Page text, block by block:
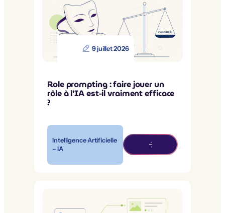
9 juillet 2026
Role prompting : faire jouer un
rôle à l’IA est-il vraiment efficace
?
Intelligence Artificielle
– IA